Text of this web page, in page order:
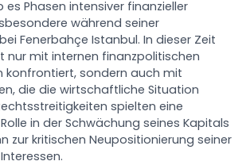
es Phasen intensiver finanzieller
während seiner
Fenerbahçe Istanbul. In dieser Zeit
nur mit internen finanzpolitischen
konfrontiert, sondern auch mit
die die wirtschaftliche Situation
spielten eine
in der Schwächung seines Kapitals
zur kritischen Neupositionierung seiner